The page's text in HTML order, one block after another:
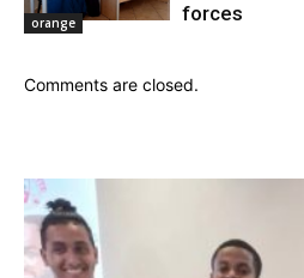
orange
forces
Comments are closed.